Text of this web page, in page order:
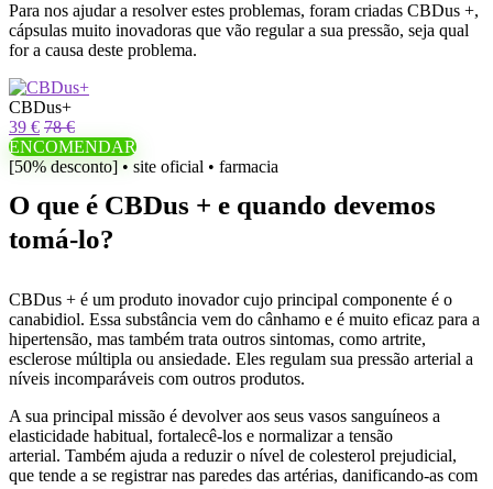
Para nos ajudar a resolver estes problemas, foram criadas CBDus +,
cápsulas muito inovadoras que vão regular a sua pressão, seja qual
for a causa deste problema.
CBDus+
39 € 78 €
ENCOMENDAR
[50% desconto] • site oficial • farmacia
O que é CBDus + e quando devemos
tomá-lo?
CBDus + é um produto inovador cujo principal componente é o
canabidiol. Essa substância vem do cânhamo e é muito eficaz para a
hipertensão, mas também trata outros sintomas, como artrite,
esclerose múltipla ou ansiedade. Eles regulam sua pressão arterial a
níveis incomparáveis ​​com outros produtos.
A sua principal missão é devolver aos seus vasos sanguíneos a
elasticidade habitual, fortalecê-los e normalizar a tensão
arterial. Também ajuda a reduzir o nível de colesterol prejudicial,
que tende a se registrar nas paredes das artérias, danificando-as com